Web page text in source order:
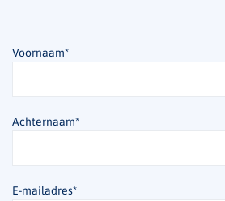
Voornaam*
Achternaam*
E-mailadres*